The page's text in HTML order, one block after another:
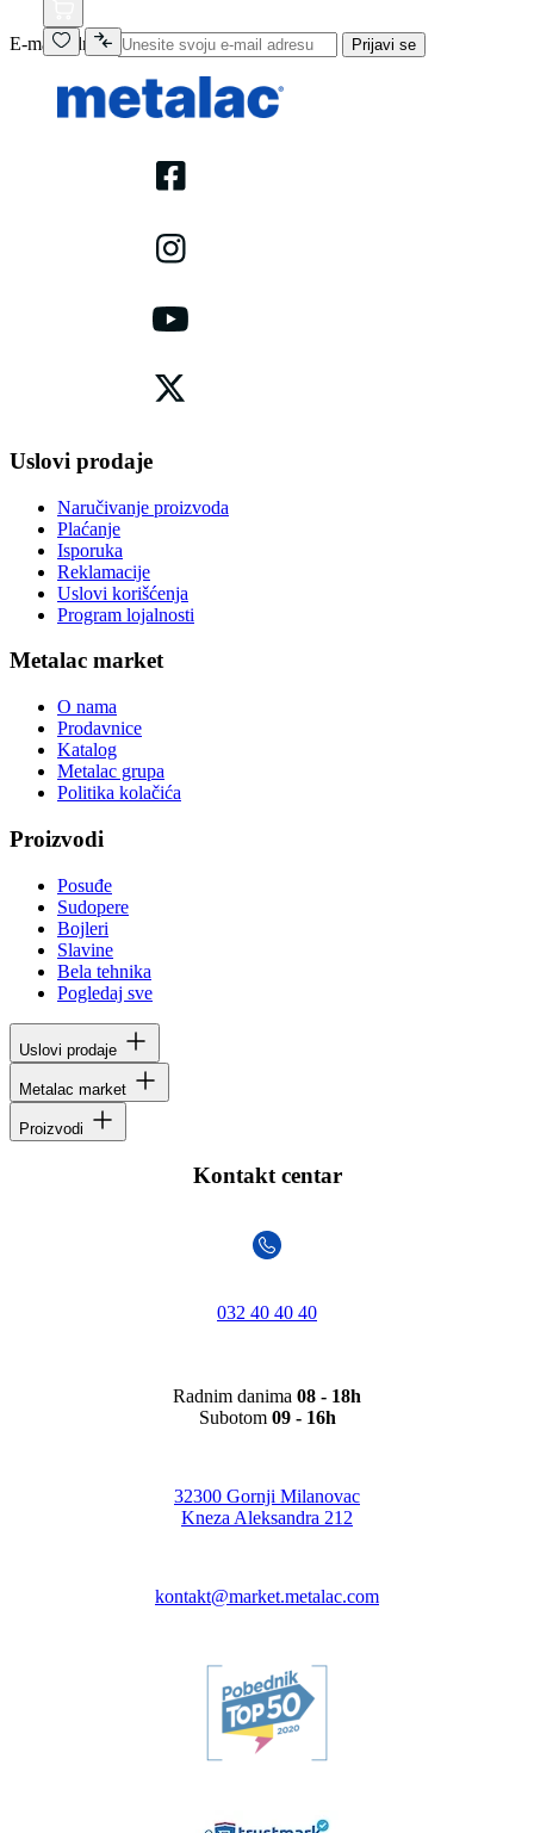
E-mail adresa Prijavi se
Uslovi prodaje
Naručivanje proizvoda
Plaćanje
Isporuka
Reklamacije
Uslovi korišćenja
Program lojalnosti
Metalac market
O nama
Prodavnice
Katalog
Metalac grupa
Politika kolačića
Proizvodi
Posuđe
Sudopere
Bojleri
Slavine
Bela tehnika
Pogledaj sve
Uslovi prodaje
Metalac market
Proizvodi
Kontakt centar
032 40 40 40
Radnim danima 08 - 18h
Subotom 09 - 16h
32300 Gornji Milanovac
Kneza Aleksandra 212
kontakt@market.metalac.com